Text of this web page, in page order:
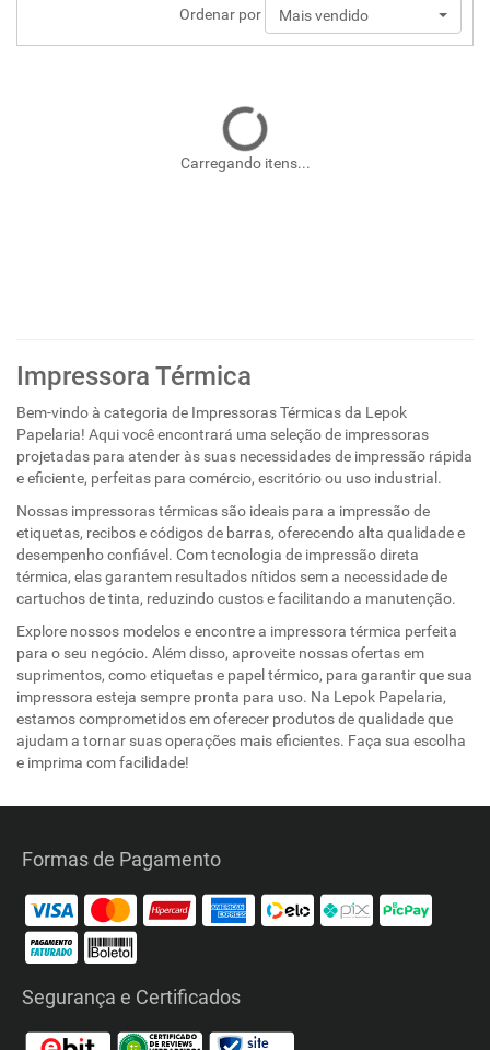
Ordenar por Mais vendido
Carregando itens...
Impressora Térmica
Bem-vindo à categoria de Impressoras Térmicas da Lepok
Papelaria! Aqui você encontrará uma seleção de impressoras
projetadas para atender às suas necessidades de impressão rápida
e eficiente, perfeitas para comércio, escritório ou uso industrial.
Nossas impressoras térmicas são ideais para a impressão de
etiquetas, recibos e códigos de barras, oferecendo alta qualidade e
desempenho confiável. Com tecnologia de impressão direta
térmica, elas garantem resultados nítidos sem a necessidade de
cartuchos de tinta, reduzindo custos e facilitando a manutenção.
Explore nossos modelos e encontre a impressora térmica perfeita
para o seu negócio. Além disso, aproveite nossas ofertas em
suprimentos, como etiquetas e papel térmico, para garantir que sua
impressora esteja sempre pronta para uso. Na Lepok Papelaria,
estamos comprometidos em oferecer produtos de qualidade que
ajudam a tornar suas operações mais eficientes. Faça sua escolha
e imprima com facilidade!
Formas de Pagamento
Segurança e Certificados